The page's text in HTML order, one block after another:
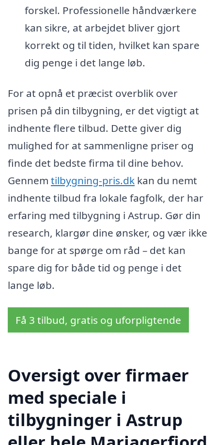
forskel. Professionelle håndværkere
kan sikre, at arbejdet bliver gjort
korrekt og til tiden, hvilket kan spare
dig penge i det lange løb.
For at opnå et præcist overblik over
prisen på din tilbygning, er det vigtigt at
indhente flere tilbud. Dette giver dig
mulighed for at sammenligne priser og
finde det bedste firma til dine behov.
Gennem tilbygning-pris.dk kan du nemt
indhente tilbud fra lokale fagfolk, der har
erfaring med tilbygning i Astrup. Gør din
research, klargør dine ønsker, og vær ikke
bange for at spørge om råd – det kan
spare dig for både tid og penge i det
lange løb.
Få 3 tilbud, gratis og uforpligtende
Oversigt over firmaer
med speciale i
tilbygninger i Astrup